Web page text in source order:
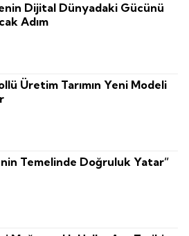
Dijital Dünyadaki Gücünü
Adım
Üretim Tarımın Yeni Modeli
Temelinde Doğruluk Yatar”